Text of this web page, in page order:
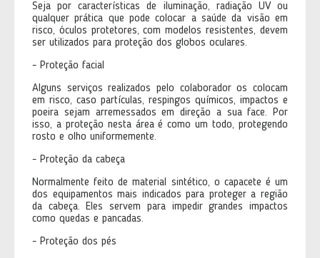
Seja por características de iluminação, radiação UV ou
qualquer prática que pode colocar a saúde da visão em
risco, óculos protetores, com modelos resistentes, devem
ser utilizados para proteção dos globos oculares.
- Proteção facial
Alguns serviços realizados pelo colaborador os colocam
em risco, caso partículas, respingos químicos, impactos e
poeira sejam arremessados em direção a sua face. Por
isso, a proteção nesta área é como um todo, protegendo
rosto e olho uniformemente.
- Proteção da cabeça
Normalmente feito de material sintético, o capacete é um
dos equipamentos mais indicados para proteger a região
da cabeça. Eles servem para impedir grandes impactos
como quedas e pancadas.
- Proteção dos pés